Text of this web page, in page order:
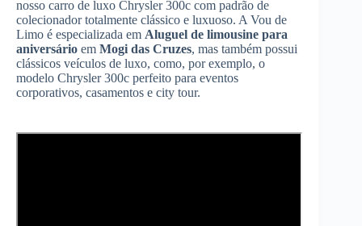
nosso carro de luxo Chrysler 300c com padrão de
colecionador totalmente clássico e luxuoso. A Vou de
Limo é especializada em Aluguel de limousine para
aniversário em Mogi das Cruzes, mas também possui
clássicos veículos de luxo, como, por exemplo, o
modelo Chrysler 300c perfeito para eventos
corporativos, casamentos e city tour.